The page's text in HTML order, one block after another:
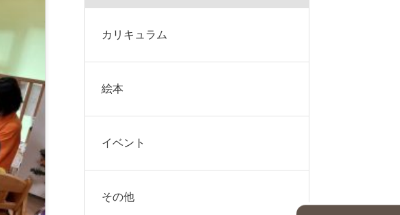
カリキュラム
絵本
イベント
その他